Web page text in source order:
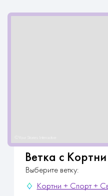
Ветка с Кортни
Выберите ветку:
Кортни + Спорт +